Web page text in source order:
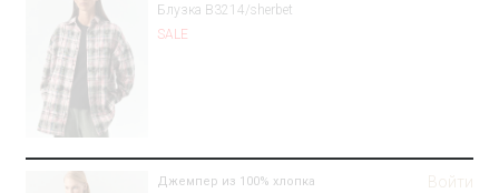
Блузка B3214/sherbet
SALE
Джемпер из 100% хлопка Войти